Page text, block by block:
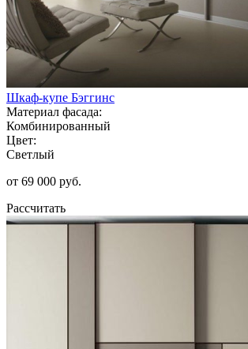
Шкаф-купе Бэггинс
Материал фасада:
Комбинированный
Цвет:
Светлый
от 69 000 руб.
Рассчитать